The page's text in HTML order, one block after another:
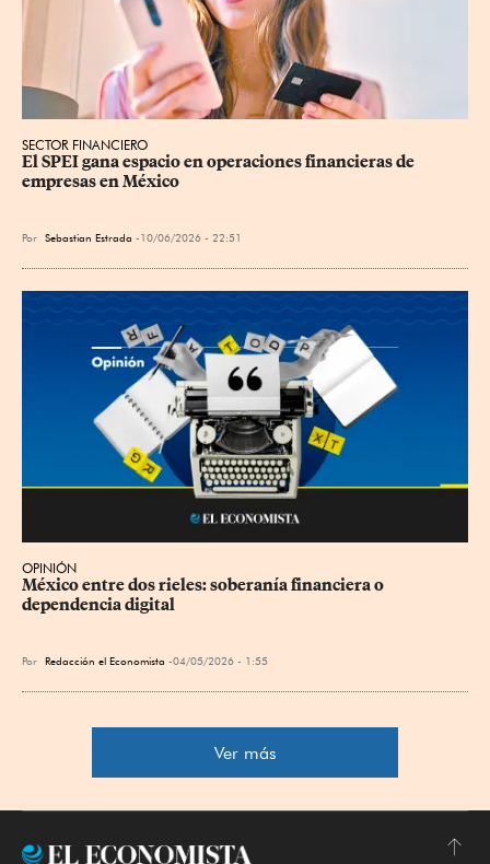
SECTOR FINANCIERO
El SPEI gana espacio en operaciones financieras de
empresas en México
Por Sebastian Estrada 10/06/2026 - 22:51
OPINIÓN
México entre dos rieles: soberanía financiera o
dependencia digital
Por Redacción el Economista 04/05/2026 - 1:55
Ver más